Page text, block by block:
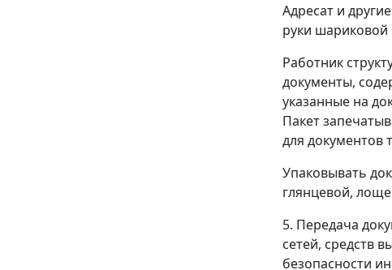
Адресат и
руки шариковой
Работник
документы,
указанные на
Пакет
для документов
Упаковывать
глянцевой,
5. Передача
сетей, средств
безопасности